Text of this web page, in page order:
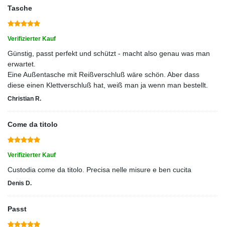
Tasche
Verifizierter Kauf
Günstig, passt perfekt und schützt - macht also genau was man
erwartet.
Eine Außentasche mit Reißverschluß wäre schön. Aber dass
diese einen Klettverschluß hat, weiß man ja wenn man bestellt.
Christian R.
Come da titolo
Verifizierter Kauf
Custodia come da titolo. Precisa nelle misure e ben cucita
Denis D.
Passt